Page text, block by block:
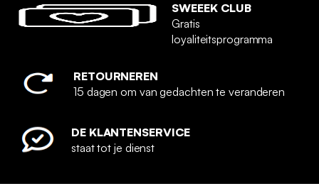
SWEEEK CLUB
Gratis
loyaliteitsprogramma
RETOURNEREN
15 dagen om van gedachten te veranderen
DE KLANTENSERVICE
staat tot je dienst